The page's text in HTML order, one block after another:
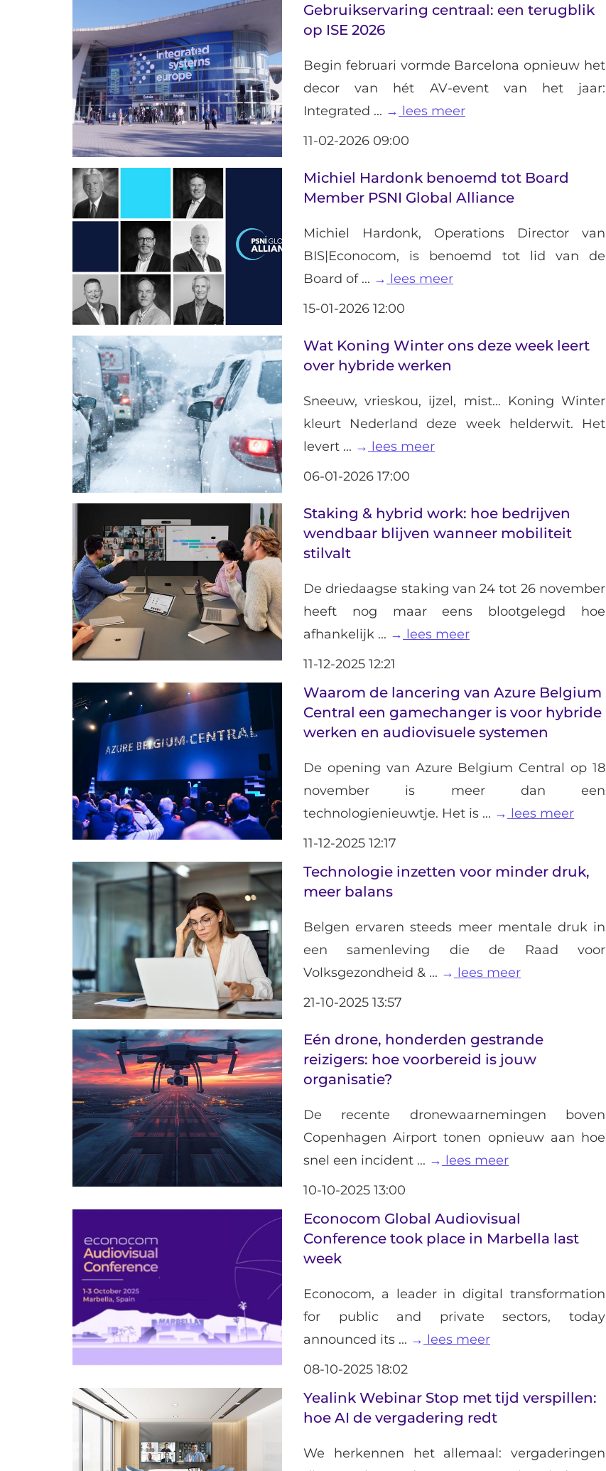
Gebruikservaring centraal: een terugblik
op ISE 2026
Begin februari vormde Barcelona opnieuw het
decor van hét AV-event van het jaar:
Integrated ...
lees meer
11-02-2026 09:00
Michiel Hardonk benoemd tot Board
Member PSNI Global Alliance
Michiel Hardonk, Operations Director van
BIS|Econocom, is benoemd tot lid van de
Board of ...
lees meer
15-01-2026 12:00
Wat Koning Winter ons deze week leert
over hybride werken
Sneeuw, vrieskou, ijzel, mist… Koning Winter
kleurt Nederland deze week helderwit. Het
levert ...
lees meer
06-01-2026 17:00
Staking & hybrid work: hoe bedrijven
wendbaar blijven wanneer mobiliteit
stilvalt
De driedaagse staking van 24 tot 26 november
heeft nog maar eens blootgelegd hoe
afhankelijk ...
lees meer
11-12-2025 12:21
Waarom de lancering van Azure Belgium
Central een gamechanger is voor hybride
werken en audiovisuele systemen
De opening van Azure Belgium Central op 18
november is meer dan een
technologienieuwtje. Het is ...
lees meer
11-12-2025 12:17
Technologie inzetten voor minder druk,
meer balans
Belgen ervaren steeds meer mentale druk in
een samenleving die de Raad voor
Volksgezondheid & ...
lees meer
21-10-2025 13:57
Eén drone, honderden gestrande
reizigers: hoe voorbereid is jouw
organisatie?
De recente dronewaarnemingen boven
Copenhagen Airport tonen opnieuw aan hoe
snel een incident ...
lees meer
10-10-2025 13:00
Econocom Global Audiovisual
Conference took place in Marbella last
week
Econocom, a leader in digital transformation
for public and private sectors, today
announced its ...
lees meer
08-10-2025 18:02
Yealink Webinar Stop met tijd verspillen:
hoe AI de vergadering redt
We herkennen het allemaal: vergaderingen